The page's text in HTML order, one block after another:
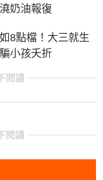
奶油報復
8點檔！大三就生
小孩夭折
閱讀
閱讀